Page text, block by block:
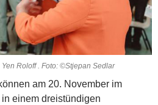
Roloff . Foto: ©Stjepan Sedlar
am 20. November im
einem dreistündigen